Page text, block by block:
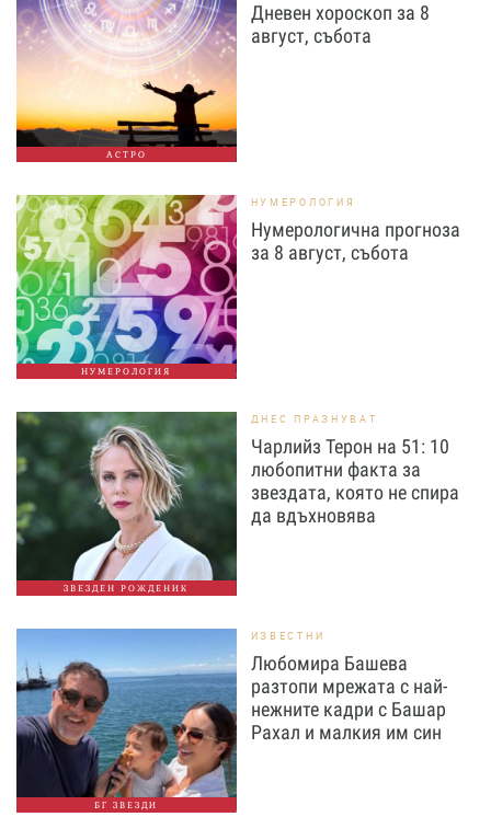
АСТРО
Дневен хороскоп за 8
август, събота
НУМЕРОЛОГИЯ
НУМЕРОЛОГИЯ
Нумерологична прогноза
за 8 август, събота
ЗВЕЗДЕН РОЖДЕНИК
ДНЕС ПРАЗНУВАТ
Чарлийз Терон на 51: 10
любопитни факта за
звездата, която не спира
да вдъхновява
БГ ЗВЕЗДИ
ИЗВЕСТНИ
Любомира Башева
разтопи мрежата с най-
нежните кадри с Башар
Рахал и малкия им син